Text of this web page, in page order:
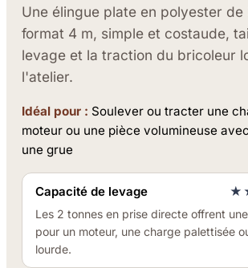
Une élingue plate en polyester de
format 4 m, simple et costaude,
levage et la traction du bricoleur
l'atelier.
Idéal pour : Soulever ou tracter une
moteur ou une pièce volumineuse
une grue
Capacité de levage
Les 2 tonnes en prise directe offrent
pour un moteur, une charge palettisée
lourde.